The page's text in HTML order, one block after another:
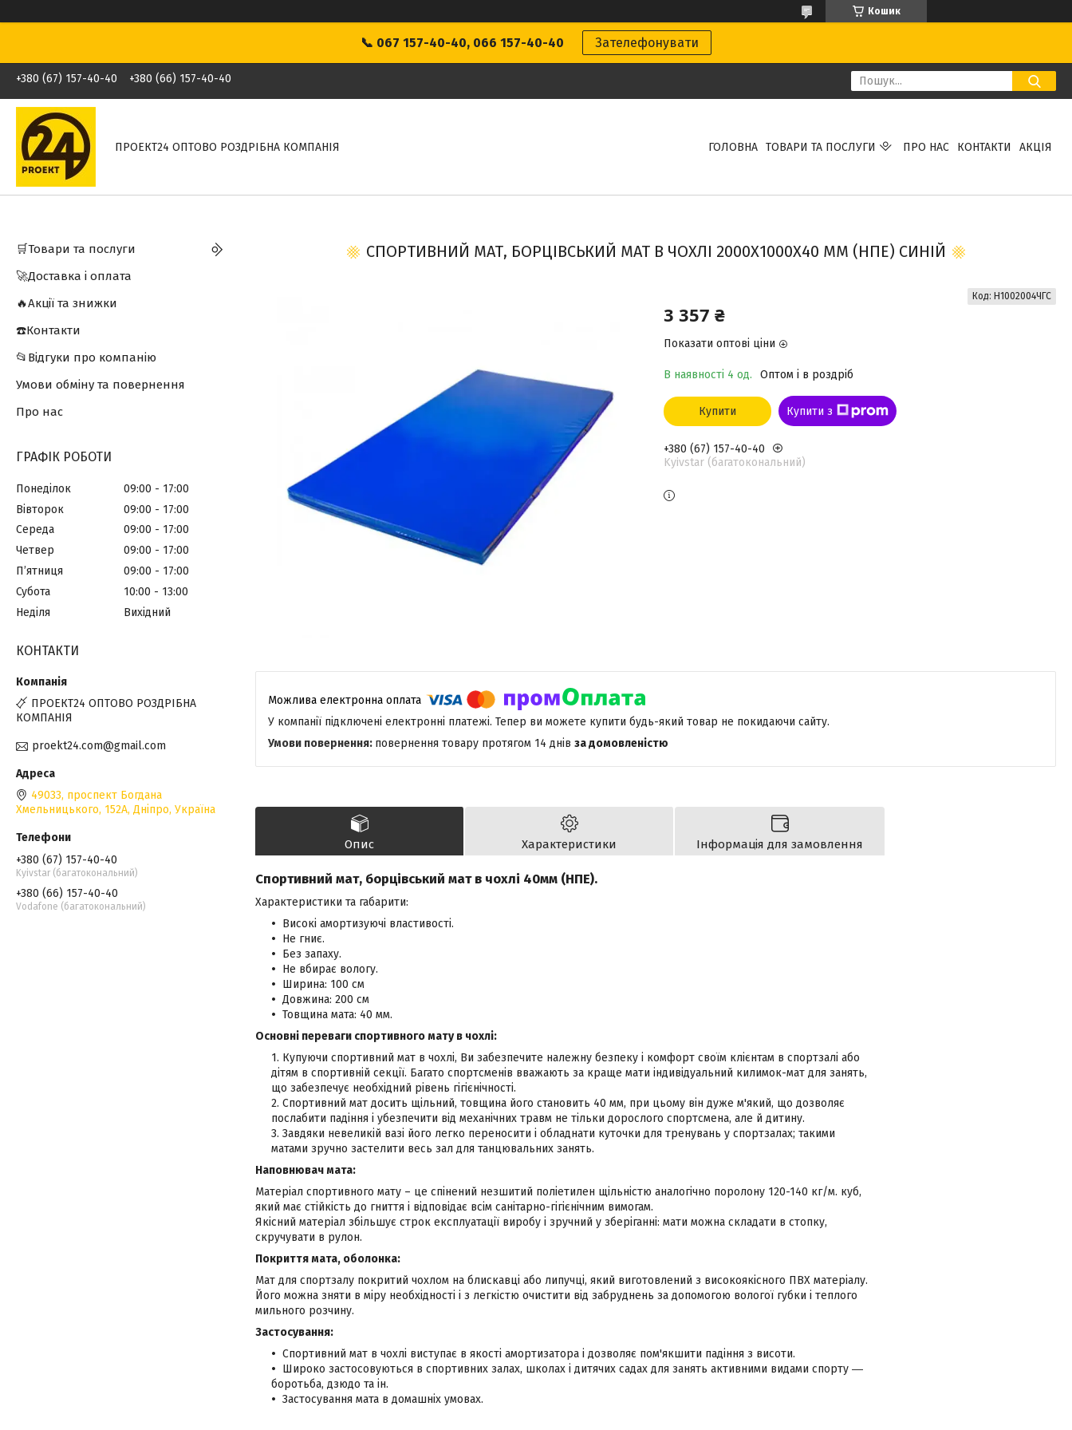
Кошик
📞 067 157-40-40, 066 157-40-40 Зателефонувати
+380 (67) 157-40-40 +380 (66) 157-40-40
ПРОЕКТ24 ОПТОВО РОЗДРІБНА КОМПАНІЯ ГОЛОВНА ТОВАРИ ТА ПОСЛУГИ ПРО НАС КОНТАКТИ АКЦІЯ
СПОРТИВНИЙ МАТ, БОРЦІВСЬКИЙ МАТ В ЧОХЛІ 2000Х1000Х40 ММ (НПЕ) СИНІЙ
3 357 ₴
Показати оптові ціни
В наявності 4 од. Оптом і в роздріб
Код: Н1002004ЧГС
Купити Купити з
+380 (67) 157-40-40
Kyivstar (багатокональний)
У компанії підключені електронні платежі. Тепер ви можете купити будь-який товар не покидаючи сайту.
повернення товару протягом 14 днів за домовленістю
Опис Характеристики Інформація для замовлення
Спортивний мат, борцівський мат в чохлі 40мм (НПЕ).
Характеристики та габарити:
Високі амортизуючі властивості.
Не гниє.
Без запаху.
Не вбирає вологу.
Ширина: 100 см
Довжина: 200 см
Товщина мата: 40 мм.
Основні переваги спортивного мату в чохлі:
Купуючи спортивний мат в чохлі, Ви забезпечите належну безпеку і комфорт своїм клієнтам в спортзалі або
дітям в спортивній секції. Багато спортсменів вважають за краще мати індивідуальний килимок-мат для занять,
що забезпечує необхідний рівень гігієнічності.
Спортивний мат досить щільний, товщина його становить 40 мм, при цьому він дуже м'який, що дозволяє
послабити падіння і убезпечити від механічних травм не тільки дорослого спортсмена, але й дитину.
Завдяки невеликій вазі його легко переносити і обладнати куточки для тренувань у спортзалах; такими
матами зручно застелити весь зал для танцювальних занять.
Наповнювач мата:
Матеріал спортивного мату – це спінений незшитий поліетилен щільністю аналогічно поролону 120-140 кг/м. куб,
який має стійкість до гниття і відповідає всім санітарно-гігієнічним вимогам.
Якісний матеріал збільшує строк експлуатації виробу і зручний у зберіганні: мати можна складати в стопку,
скручувати в рулон.
Покриття мата, оболонка:
Мат для спортзалу покритий чохлом на блискавці або липучці, який виготовлений з високоякісного ПВХ матеріалу.
Його можна зняти в міру необхідності і з легкістю очистити від забруднень за допомогою вологої губки і теплого
мильного розчину.
Застосування:
Спортивний мат в чохлі виступає в якості амортизатора і дозволяє пом'якшити падіння з висоти.
Широко застосовуються в спортивних залах, школах і дитячих садах для занять активними видами спорту ―
боротьба, дзюдо та ін.
Застосування мата в домашніх умовах.
🛒Товари та послуги
🚀Доставка і оплата
🔥Акції та знижки
☎️Контакти
📂Відгуки про компанію
Умови обміну та повернення
Про нас
ГРАФІК РОБОТИ
Понеділок 09:00
17:00
Вівторок
09:00
17:00
Середа
09:00
17:00
Четвер
09:00
17:00
Пʼятниця
09:00
17:00
Субота
10:00
13:00
Неділя
Вихідний
КОНТАКТИ
ПРОЕКТ24 ОПТОВО РОЗДРІБНА
КОМПАНІЯ
proekt24.com@gmail.com
49033, проспект Богдана
Хмельницького, 152А, Дніпро, Україна
+380 (67) 157-40-40
Kyivstar (багатокональний)
+380 (66) 157-40-40
Vodafone (багатокональний)